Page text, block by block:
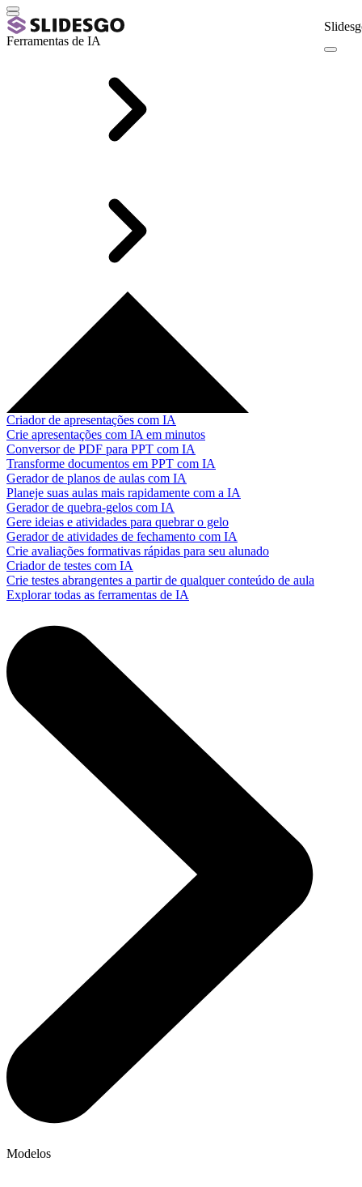
Ferramentas de IA
Criador de apresentações com IA
Crie apresentações com IA em minutos
Conversor de PDF para PPT com IA
Transforme documentos em PPT com IA
Gerador de planos de aulas com IA
Planeje suas aulas mais rapidamente com a IA
Gerador de quebra-gelos com IA
Gere ideias e atividades para quebrar o gelo
Gerador de atividades de fechamento com IA
Crie avaliações formativas rápidas para seu alunado
Criador de testes com IA
Crie testes abrangentes a partir de qualquer conteúdo de aula
Explorar todas as ferramentas de IA
Modelos